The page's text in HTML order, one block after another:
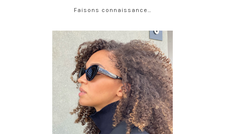
Faisons connaissance…